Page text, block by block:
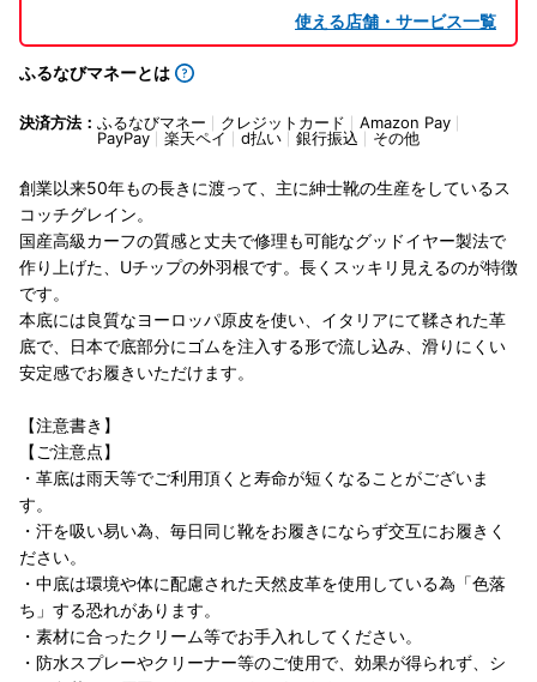
使える店舗・サービス一覧
ふるなびマネーとは
決済方法： ふるなびマネー クレジットカード
Amazon Pay
PayPay
楽天ペイ d払い 銀行振込 その他
創業以来50年もの長きに渡って、主に紳士靴の生産をしているス
コッチグレイン。
国産高級カーフの質感と丈夫で修理も可能なグッドイヤー製法で
作り上げた、Uチップの外羽根です。長くスッキリ見えるのが特徴
です。
本底には良質なヨーロッパ原皮を使い、イタリアにて鞣された革
底で、日本で底部分にゴムを注入する形で流し込み、滑りにくい
安定感でお履きいただけます。
【注意書き】
【ご注意点】
・革底は雨天等でご利用頂くと寿命が短くなることがございま
す。
・汗を吸い易い為、毎日同じ靴をお履きにならず交互にお履きく
ださい。
・中底は環境や体に配慮された天然皮革を使用している為「色落
ち」する恐れがあります。
・素材に合ったクリーム等でお手入れしてください。
・防水スプレーやクリーナー等のご使用で、効果が得られず、シ